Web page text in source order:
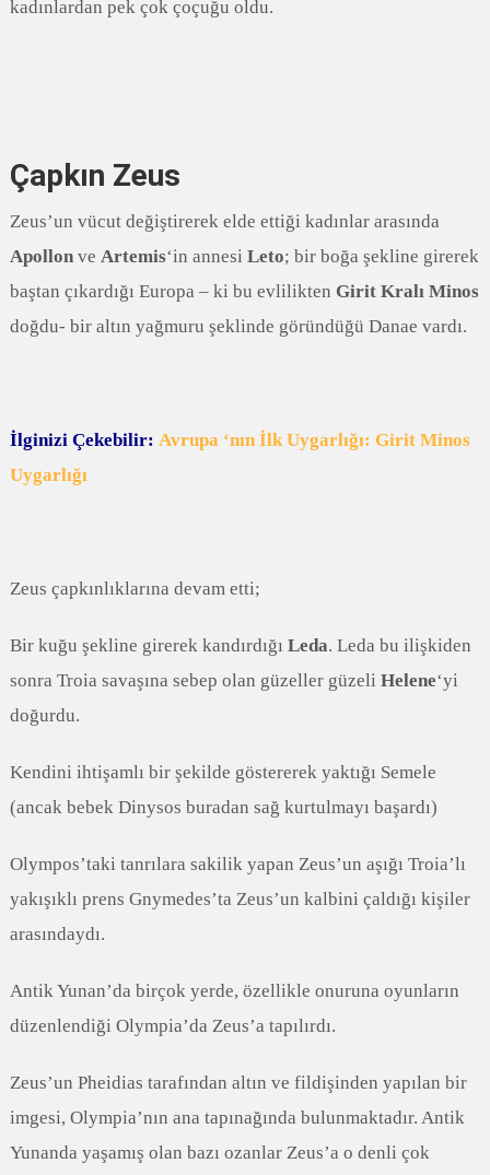
kadınlardan pek çok çoçuğu oldu.
Çapkın Zeus
Zeus’un vücut değiştirerek elde ettiği kadınlar arasında
Apollonve Artemis‘in annesi Leto; bir boğa şekline girerek
baştan çıkardığı Europa – ki bu evlilikten Girit Kralı Minos
doğdu- bir altın yağmuru şeklinde göründüğü Danae vardı.
İlginizi Çekebilir: Avrupa ‘nın İlk Uygarlığı: Girit Minos
Uygarlığı
Zeus çapkınlıklarına devam etti;
Bir kuğu şekline girerek kandırdığı Leda. Leda bu ilişkiden
sonra Troia savaşına sebep olan güzeller güzeli Helene‘yi
doğurdu.
Kendini ihtişamlı bir şekilde göstererek yaktığı Semele
(ancak bebek Dinysos buradan sağ kurtulmayı başardı)
Olympos’taki tanrılara sakilik yapan Zeus’un aşığı Troia’lı
yakışıklı prens Gnymedes’ta Zeus’un kalbini çaldığı kişiler
arasındaydı.
Antik Yunan’da birçok yerde, özellikle onuruna oyunların
düzenlendiği Olympia’da Zeus’a tapılırdı.
Zeus’un Pheidias tarafından altın ve fildişinden yapılan bir
imgesi, Olympia’nın ana tapınağında bulunmaktadır. Antik
Yunanda yaşamış olan bazı ozanlar Zeus’a o denli çok